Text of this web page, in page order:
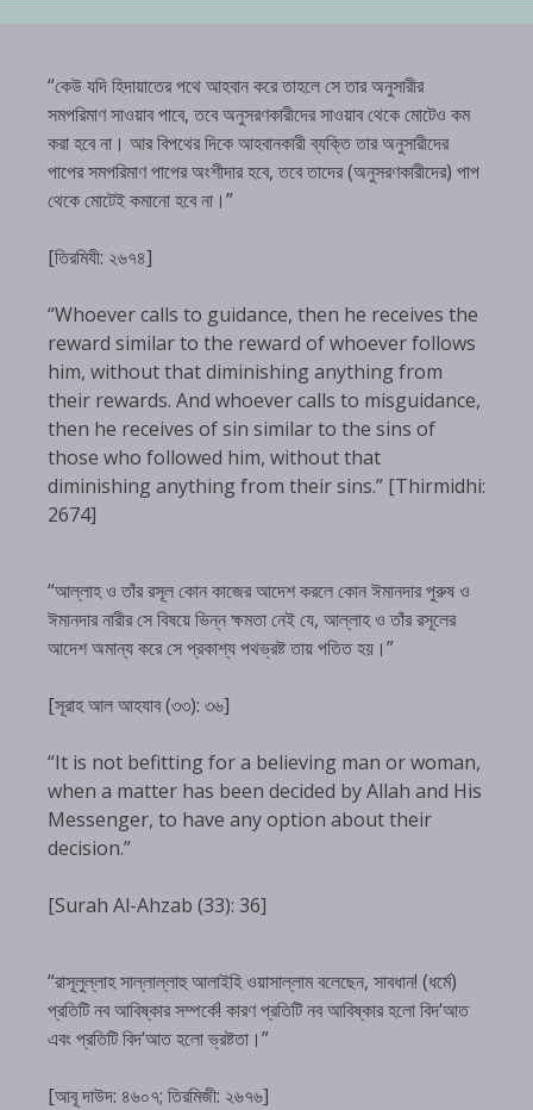
“কেউ যদি হিদায়াতের পথে আহবান করে তাহলে সে তার অনুসারীর
সমপরিমাণ সাওয়াব পাবে, তবে অনুসরণকারীদের সাওয়াব থেকে মোটেও কম
করা হবে না। আর বিপথের দিকে আহবানকারী ব্যক্তি তার অনুসারীদের
পাপের সমপরিমাণ পাপের অংশীদার হবে, তবে তাদের (অনুসরণকারীদের) পাপ
থেকে মোটেই কমানো হবে না।”
[তিরমিযী: ২৬৭৪]
“Whoever calls to guidance, then he receives the
reward similar to the reward of whoever follows
him, without that diminishing anything from
their rewards. And whoever calls to misguidance,
then he receives of sin similar to the sins of
those who followed him, without that
diminishing anything from their sins.” [Thirmidhi:
2674]
“আল্লাহ ও তাঁর রসূল কোন কাজের আদেশ করলে কোন ঈমানদার পুরুষ ও
ঈমানদার নারীর সে বিষয়ে ভিন্ন ক্ষমতা নেই যে, আল্লাহ ও তাঁর রসূলের
আদেশ অমান্য করে সে প্রকাশ্য পথভ্রষ্ট তায় পতিত হয়।”
[সূরাহ আল আহযাব (৩৩): ৩৬]
“It is not befitting for a believing man or woman,
when a matter has been decided by Allah and His
Messenger, to have any option about their
decision.”
[Surah Al-Ahzab (33): 36]
“রাসূলুল্লাহ সাল্লাল্লাহু আলাইহি ওয়াসাল্লাম বলেছেন, সাবধান! (ধর্মে)
প্রতিটি নব আবিষ্কার সম্পর্কে! কারণ প্রতিটি নব আবিষ্কার হলো বিদ‘আত
এবং প্রতিটি বিদ‘আত হলো ভ্রষ্টতা।”
[আবূ দাউদ: ৪৬০৭; তিরমিজী: ২৬৭৬]